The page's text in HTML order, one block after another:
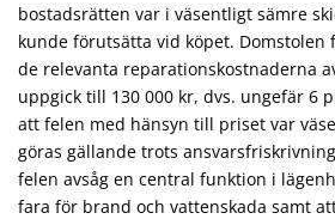
bostadsrätten var i väsentligt sämre
kunde förutsätta vid köpet. Domstolen
de relevanta reparationskostnaderna
uppgick till 130 000 kr, dvs. ungefär 6
att felen med hänsyn till priset var
göras gällande trots
felen avsåg en central funktion i
fara för brand och vattenskada samt